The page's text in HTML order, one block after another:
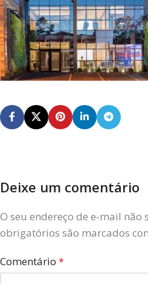
Deixe um comentário
O seu endereço de e-mail não
obrigatórios são marcados
Comentário *